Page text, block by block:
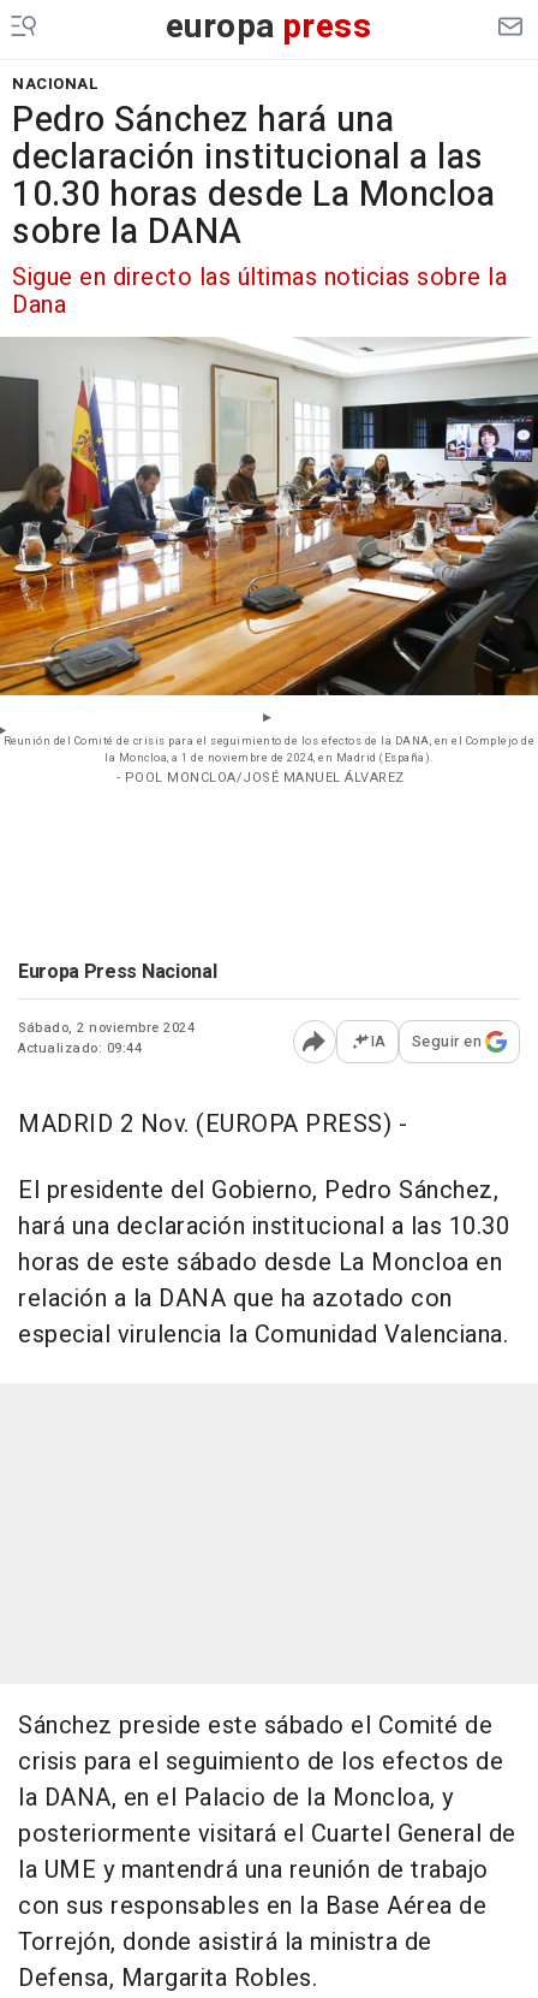
europa press
NACIONAL
Pedro Sánchez hará una
declaración institucional a las
10.30 horas desde La Moncloa
sobre la DANA
Sigue en directo las últimas noticias sobre la
Dana
Reunión del Comité de crisis para el seguimiento de los efectos de la DANA, en el Complejo de
la Moncloa, a 1 de noviembre de 2024, en Madrid (España).
- POOL MONCLOA/JOSÉ MANUEL ÁLVAREZ
Europa Press Nacional
Sábado, 2 noviembre 2024
Actualizado: 09:44
Abrir opciones para
IA Seguir en
MADRID 2 Nov. (EUROPA PRESS) -
El presidente del Gobierno, Pedro Sánchez,
hará una declaración institucional a las 10.30
horas de este sábado desde La Moncloa en
relación a la DANA que ha azotado con
especial virulencia la Comunidad Valenciana.
Sánchez preside este sábado el Comité de
crisis para el seguimiento de los efectos de
la DANA, en el Palacio de la Moncloa, y
posteriormente visitará el Cuartel General de
la UME y mantendrá una reunión de trabajo
con sus responsables en la Base Aérea de
Torrejón, donde asistirá la ministra de
Defensa, Margarita Robles.